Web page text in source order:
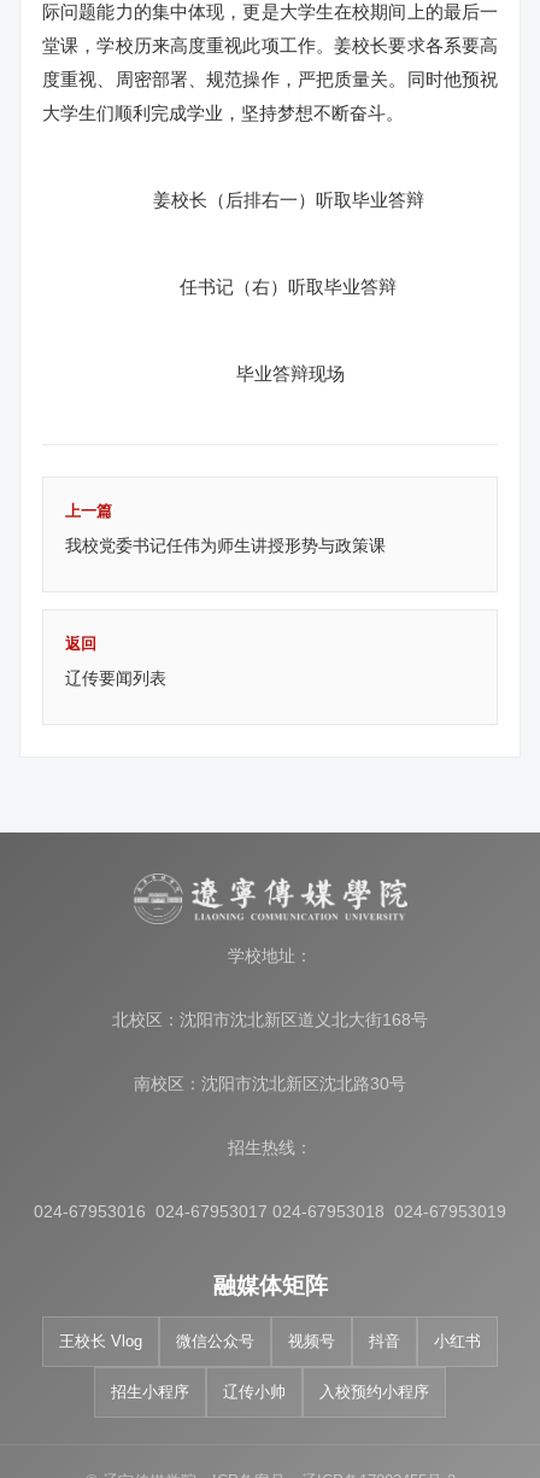
际问题能力的集中体现，更是大学生在校期间上的最后一
堂课，学校历来高度重视此项工作。姜校长要求各系要高
度重视、周密部署、规范操作，严把质量关。同时他预祝
大学生们顺利完成学业，坚持梦想不断奋斗。
姜校长（后排右一）听取毕业答辩
任书记（右）听取毕业答辩
毕业答辩现场
上一篇
我校党委书记任伟为师生讲授形势与政策课
返回
辽传要闻列表
学校地址：
北校区：沈阳市沈北新区道义北大街168号
南校区：沈阳市沈北新区沈北路30号
招生热线：
024-67953016 024-67953017 024-67953018 024-67953019
融媒体矩阵
王校长 Vlog 微信公众号 视频号 抖音 小红书
招生小程序 辽传小帅 入校预约小程序